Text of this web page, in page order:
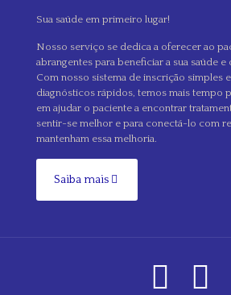
Sua saúde em primeiro lugar!
Nosso serviço se dedica a oferecer ao
abrangentes para beneficiar a sua saúde e
Com nosso sistema de inscrição simples
diagnósticos rápidos, temos mais tempo
em ajudar o paciente a encontrar
sentir-se melhor e para conectá-lo com
mantenham essa melhoria.
Saiba mais